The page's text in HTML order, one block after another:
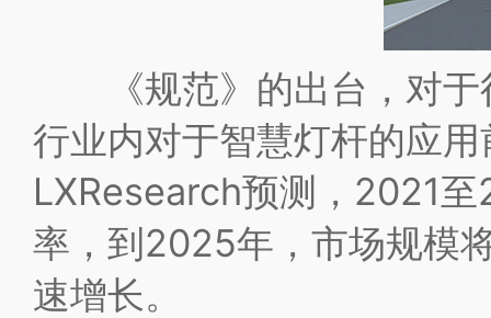
《规范》的出台，对于
行业内对于智慧灯杆的应
LXResearch预测，2021
率，到2025年，市场规模
速增长。